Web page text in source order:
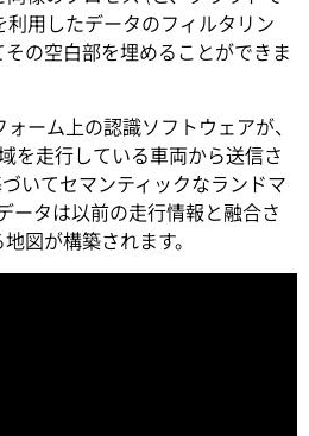
利用したデータのフィルタリン
の空白部を埋めることができま
ーム上の認識ソフトウェアが、
を走行している車両から送信さ
いてセマンティックなランドマ
ータは以前の走行情報と融合さ
図が構築されます。